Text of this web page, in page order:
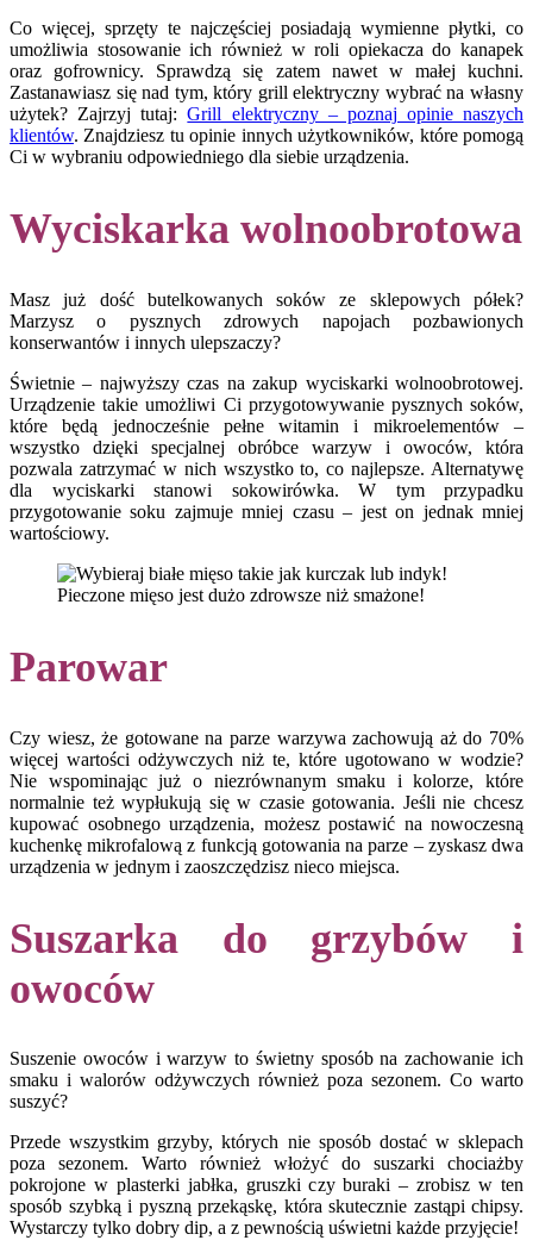
Co więcej, sprzęty te najczęściej posiadają wymienne płytki, co
umożliwia stosowanie ich również w roli opiekacza do kanapek
oraz gofrownicy. Sprawdzą się zatem nawet w małej kuchni.
Zastanawiasz się nad tym, który grill elektryczny wybrać na własny
użytek? Zajrzyj tutaj:Grill elektryczny – poznaj opinie naszych
klientów. Znajdziesz tu opinie innych użytkowników, które pomogą
Ci w wybraniu odpowiedniego dla siebie urządzenia.
Wyciskarka wolnoobrotowa
Masz już dość butelkowanych soków ze sklepowych półek?
Marzysz o pysznych zdrowych napojach pozbawionych
konserwantów i innych ulepszaczy?
Świetnie – najwyższy czas na zakup wyciskarki wolnoobrotowej.
Urządzenie takie umożliwi Ci przygotowywanie pysznych soków,
które będą jednocześnie pełne witamin i mikroelementów –
wszystko dzięki specjalnej obróbce warzyw i owoców, która
pozwala zatrzymać w nich wszystko to, co najlepsze. Alternatywę
dla wyciskarki stanowi sokowirówka. W tym przypadku
przygotowanie soku zajmuje mniej czasu – jest on jednak mniej
wartościowy.
Pieczone mięso jest dużo zdrowsze niż smażone!
Parowar
Czy wiesz, że gotowane na parze warzywa zachowują aż do 70%
więcej wartości odżywczych niż te, które ugotowano w wodzie?
Nie wspominając już o niezrównanym smaku i kolorze, które
normalnie też wypłukują się w czasie gotowania. Jeśli nie chcesz
kupować osobnego urządzenia, możesz postawić na nowoczesną
kuchenkę mikrofalową z funkcją gotowania na parze – zyskasz dwa
urządzenia w jednym i zaoszczędzisz nieco miejsca.
Suszarka do grzybów i
owoców
Suszenie owoców i warzyw to świetny sposób na zachowanie ich
smaku i walorów odżywczych również poza sezonem. Co warto
suszyć?
Przede wszystkim grzyby, których nie sposób dostać w sklepach
poza sezonem. Warto również włożyć do suszarki chociażby
pokrojone w plasterki jabłka, gruszki czy buraki – zrobisz w ten
sposób szybką i pyszną przekąskę, która skutecznie zastąpi chipsy.
Wystarczy tylko dobry dip, a z pewnością uświetni każde przyjęcie!